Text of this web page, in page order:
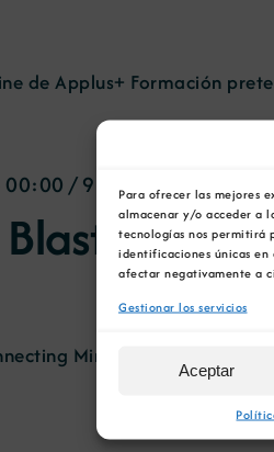
Para ofrecer las mejores
almacenar y/o acceder a
tecnologías nos permitirá
identificaciones únicas
afectar negativamente a
Gestionar los servicios
Aceptar
de Applus+ Formación
00:00 /9 de octubre 23:59
Mining Visionaries',